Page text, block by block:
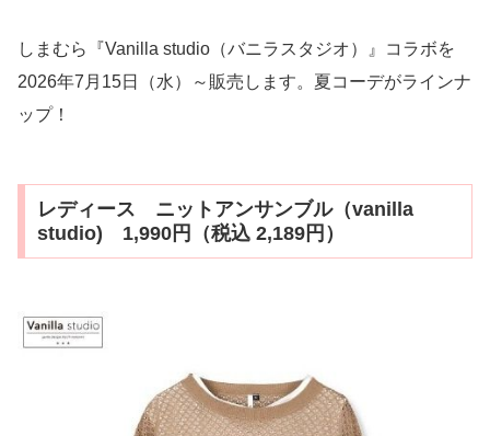
しまむら『Vanilla studio（バニラスタジオ）』コラボを
2026年7月15日（水）～販売します。夏コーデがラインナ
ップ！
レディース ニットアンサンブル（vanilla
studio) 1,990円（税込 2,189円）